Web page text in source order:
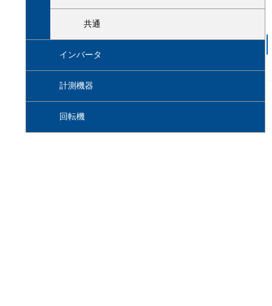
共通
インバータ
計測機器
回転機